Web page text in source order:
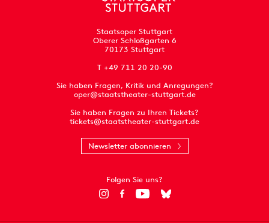
Staatsoper Stuttgart
Oberer Schloßgarten 6
70173 Stuttgart
T +49 711 20 20-90
Sie haben Fragen, Kritik und Anregungen?
oper@staatstheater-stuttgart.de
Sie haben Fragen zu Ihren Tickets?
tickets@staatstheater-stuttgart.de
Newsletter abonnieren
Folgen Sie uns?